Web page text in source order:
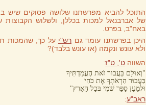
התוכל להביא מפרשתנו שלושה פסוקים שיש
של אברבנאל למכות בכללן, ולשלוש
באח"ב, בפרט.
היכן בפרשתנו עומד גם רש"י על כך, שהמכות
ולא עונש ונקמה (או עונש בלבד)?
השווה ט', ט"ז:
"וְאוּלָם בַּעֲבוּר זֹאת הֶעֱמַדְתִּיךָ
בַּעֲבוּר הַרְאֹתְךָ אֶת כֹּחִי
וּלְמַעַן סַפֵּר שְׁמִי בְּכָל הָאָרֶץ"
ראב"ע: